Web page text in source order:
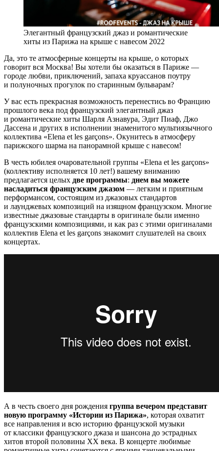
Элегантный французский джаз и романтические
хиты из Парижа на крыше с навесом 2022
Да, это те атмосферные концерты на крыше, о которых
говорит вся Москва! Вы хотели бы оказаться в Париже —
городе любви, приключений, запаха круассанов поутру
и полуночных прогулок по старинным бульварам?
У вас есть прекрасная возможность перенестись во Францию
прошлого века под французский элегантный джаз
и романтические хиты Шарля Азнавура, Эдит Пиаф, Джо
Дассена и других в исполнении знаменитого мультиязычного
коллектива «Elena et les garçons». Окунитесь в атмосферу
парижского шарма на панорамной крыше с навесом!
В честь юбилея очаровательной группы «Elena et les garçons»
(коллективу исполняется 10 лет!) вашему вниманию
предлагается целых две программы: днем вы можете
насладиться французским джазом — легким и приятным
перформансом, состоящим из джазовых стандартов
и лаунджевых композиций на изящном французском. Многие
известные джазовые стандарты в оригинале были именно
французскими композициями, и как раз с этими оригиналами
коллектив Elena et les garçons знакомит слушателей на своих
концертах.
А в честь своего дня рождения группа вечером представит
новую программу «Истории из Парижа», которая охватит
все направления и всю историю французской музыки
от классики французского джаза и шансона до эстрадных
хитов второй половины ХХ века. В концерте любимые